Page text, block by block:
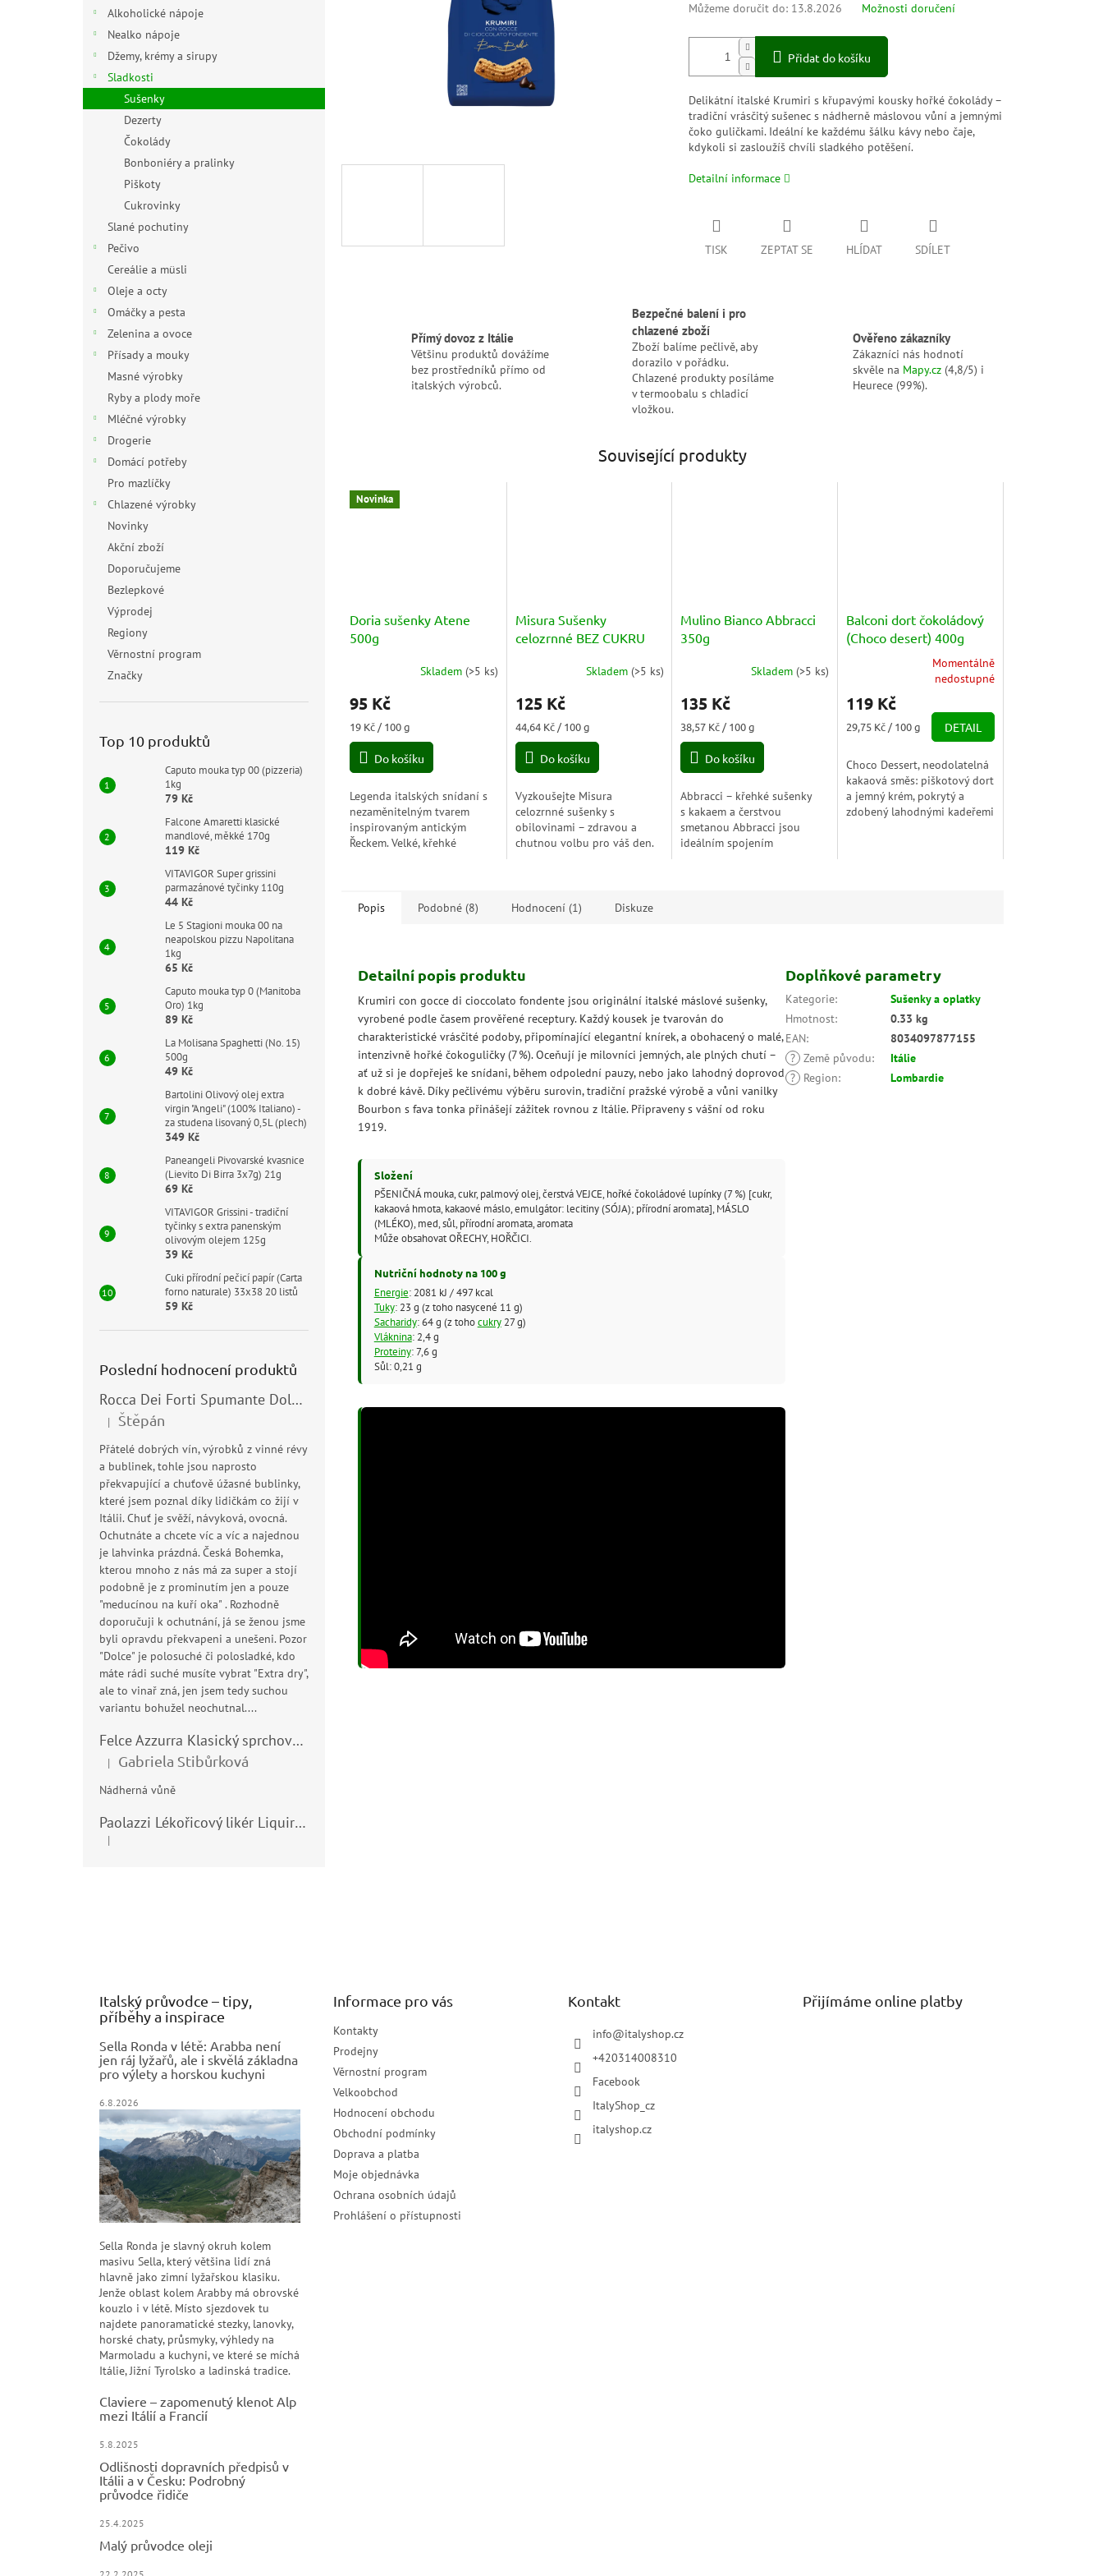
Alkoholické nápoje
Nealko nápoje
Džemy, krémy a sirupy
Sladkosti
Sušenky
Dezerty
Čokolády
Bonboniéry a pralinky
Piškoty
Cukrovinky
Slané pochutiny
Pečivo
Cereálie a müsli
Oleje a octy
Omáčky a pesta
Zelenina a ovoce
Přísady a mouky
Masné výrobky
Ryby a plody moře
Mléčné výrobky
Drogerie
Domácí potřeby
Pro mazlíčky
Chlazené výrobky
Novinky
Akční zboží
Doporučujeme
Bezlepkové
Výprodej
Regiony
Věrnostní program
Značky
Top 10 produktů
Caputo mouka typ 00 (pizzeria)
1kg
79 Kč
Falcone Amaretti klasické
mandlové, měkké 170g
119 Kč
VITAVIGOR Super grissini
parmazánové tyčinky 110g
44 Kč
Le 5 Stagioni mouka 00 na
neapolskou pizzu Napolitana
1kg
65 Kč
Caputo mouka typ 0 (Manitoba
Oro) 1kg
89 Kč
La Molisana Spaghetti (No. 15)
500g
49 Kč
Bartolini Olivový olej extra
virgin "Angeli" (100% Italiano) -
za studena lisovaný 0,5L (plech)
349 Kč
Paneangeli Pivovarské kvasnice
(Lievito Di Birra 3x7g) 21g
69 Kč
VITAVIGOR Grissini - tradiční
tyčinky s extra panenským
olivovým olejem 125g
39 Kč
Cuki přírodní pečicí papír (Carta
forno naturale) 33x38 20 listů
59 Kč
Poslední hodnocení produktů
Rocca Dei Forti Spumante Dolce 11,5% 0,75l
Hodnocení produktu je 5 z 5 hvězdiček.
| Štěpán
Přátelé dobrých vín, výrobků z vinné révy
a bublinek, tohle jsou naprosto
překvapující a chuťově úžasné bublinky,
které jsem poznal díky lidičkám co žijí v
Itálii. Chuť je svěží, návyková, ovocná.
Ochutnáte a chcete víc a víc a najednou
je lahvinka prázdná. Česká Bohemka,
kterou mnoho z nás má za super a stojí
podobně je z prominutím jen a pouze
"meducínou na kuří oka" . Rozhodně
doporučuji k ochutnání, já se ženou jsme
byli opravdu překvapeni a unešeni. Pozor
"Dolce" je polosuché či polosladké, kdo
máte rádi suché musíte vybrat "Extra dry",
ale to vinař zná, jen jsem tedy suchou
variantu bohužel neochutnal....
Felce Azzurra Klasický sprchový gel - doccia gel 400ml
Hodnocení produktu je 5 z 5 hvězdiček.
| Gabriela Stibůrková
Nádherná vůně
Paolazzi Lékořicový likér Liquirizia 24% 0,7L
Hodnocení produktu je 5 z 5 hvězdiček.
|
Můžeme doručit do: 13.8.2026 Možnosti doručení
Přidat do košíku
Delikátní italské Krumiri s křupavými kousky hořké čokolády –
tradiční vrásčitý sušenec s nádherně máslovou vůní a jemnými
čoko guličkami. Ideální ke každému šálku kávy nebo čaje,
kdykoli si zasloužíš chvíli sladkého potěšení.
Detailní informace
TISK ZEPTAT SE HLÍDAT SDÍLET
Přímý dovoz z Itálie
Většinu produktů dovážíme
bez prostředníků přímo od
italských výrobců.
Bezpečné balení i pro
chlazené zboží
Zboží balíme pečlivě, aby
dorazilo v pořádku.
Chlazené produkty posíláme
v termoobalu s chladicí
vložkou.
Ověřeno zákazníky
Zákazníci nás hodnotí
skvěle na Mapy.cz (4,8/5) i
Heurece (99%).
Související produkty
Novinka
Doria sušenky Atene
500g
Skladem (>5 ks)
95 Kč
Měrná
cena:
19 Kč / 100 g
Do košíku
Legenda italských snídaní s
nezaměnitelným tvarem
inspirovaným antickým
Řeckem. Velké, křehké
Misura Sušenky
celozrnné BEZ CUKRU
Cereali) 280g
produktu
5,0
5
Skladem (>5 ks)
125 Kč
Měrná
cena:
44,64 Kč / 100 g
Do košíku
Vyzkoušejte Misura
celozrnné sušenky s
obilovinami – zdravou a
chutnou volbu pro váš den.
Mulino Bianco Abbracci
350g
produktu
5,0
5
Skladem(>5 ks)
135 Kč
Měrná
cena:
38,57 Kč / 100 g
Do košíku
Abbracci – křehké sušenky
s kakaem a čerstvou
smetanou Abbracci jsou
ideálním spojením
Balconi dort čokoládový
(Choco desert) 400g
produktu
5,0
5
hvězdiček.
Momentálně
nedostupné
119 Kč
Měrná
29,75 Kč / 100 g DETAIL
Choco Dessert, neodolatelná
kakaová směs: piškotový dort
a jemný krém, pokrytý a
zdobený lahodnými kadeřemi
Popis Podobné (8) Hodnocení (1) Diskuze
Detailní popis produktu
Krumiri con gocce di cioccolato fondente jsou originální italské máslové sušenky,
vyrobené podle časem prověřené receptury. Každý kousek je tvarován do
charakteristické vrásčité podoby, připomínající elegantní knírek, a obohacený o malé,
intenzivně hořké čokoguličky (7 %). Oceňují je milovníci jemných, ale plných chutí –
ať už si je dopřeješ ke snídani, během odpolední pauzy, nebo jako lahodný doprovod
k dobré kávě. Díky pečlivému výběru surovin, tradiční pražské výrobě a vůni vanilky
Bourbon s fava tonka přinášejí zážitek rovnou z Itálie. Připraveny s vášní od roku
1919.
Složení
PŠENIČNÁ mouka, cukr, palmový olej, čerstvá VEJCE, hořké čokoládové lupínky (7 %) [cukr,
kakaová hmota, kakaové máslo, emulgátor: lecitiny (SÓJA); přírodní aromata], MÁSLO
(MLÉKO), med, sůl, přírodní aromata, aromata
Může obsahovat OŘECHY, HOŘČICI.
Nutriční hodnoty na 100 g
Energie: 2081 kJ / 497 kcal
Tuky: 23 g (z toho nasycené 11 g)
Sacharidy: 64 g (z tohocukry27 g)
Vláknina: 2,4 g
Proteiny: 7,6 g
Sůl: 0,21 g
Doplňkové parametry
Kategorie:
Sušenky a oplatky
Hmotnost:
0.33 kg
EAN:
8034097877155
? Země původu:
Itálie
?
Region: Lombardie
Italský průvodce – tipy,
příběhy a inspirace
Sella Ronda v létě: Arabba není
jen ráj lyžařů, ale i skvělá základna
pro výlety a horskou kuchyni
6.8.2026
Sella Ronda je slavný okruh kolem
masivu Sella, který většina lidí zná
hlavně jako zimní lyžařskou klasiku.
Jenže oblast kolem Arabby má obrovské
kouzlo i v létě. Místo sjezdovek tu
najdete panoramatické stezky, lanovky,
horské chaty, průsmyky, výhledy na
Marmoladu a kuchyni, ve které se míchá
Itálie, Jižní Tyrolsko a ladinská tradice.
Claviere – zapomenutý klenot Alp
mezi Itálií a Francií
5.8.2025
Odlišnosti dopravních předpisů v
Itálii a v Česku: Podrobný
průvodce řidiče
25.4.2025
Malý průvodce oleji
Informace pro vás
Kontakty
Prodejny
Věrnostní program
Velkoobchod
Hodnocení obchodu
Obchodní podmínky
Doprava a platba
Moje objednávka
Ochrana osobních údajů
Prohlášení o přístupnosti
Kontakt
info@italyshop.cz
+420314008310
Facebook
ItalyShop_cz
italyshop.cz
Přijímáme online platby